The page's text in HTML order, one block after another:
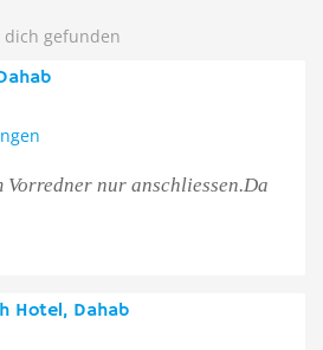
gefunden
Vorredner nur anschliessen.Da
Hotel, Dahab